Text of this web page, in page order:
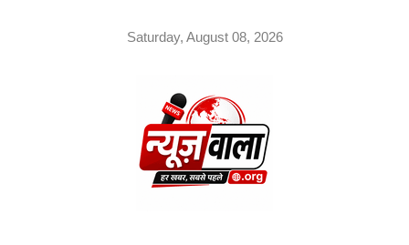
Saturday, August 08, 2026